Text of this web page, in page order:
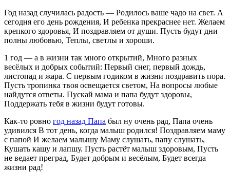
Год назад случилась радость — Родилось ваше чадо на свет. А
сегодня его день рождения, И ребенка прекраснее нет. Желаем
крепкого здоровья, И поздравляем от души. Пусть будут дни
полны любовью, Теплы, светлы и хороши.
1 год — а в жизни так много открытий, Много разных
весёлых и добрых событий: Первый снег, первый дождь,
листопад и жара. С первым годиком в жизни поздравить пора.
Пусть тропинка твоя освещается светом, На вопросы любые
найдутся ответы. Пускай мама и папа будут здоровы,
Поддержать тебя в жизни будут готовы.
Как-то ровно год назад Папа был ну очень рад, Папа очень
удивился В тот день, когда малыш родился! Поздравляем маму
с папой И желаем малышу Маму слушать, папу слушать,
Кушать кашу и лапшу. Пусть растёт малыш здоровым, Пусть
не ведает преград, Будет добрым и весёлым, Будет всегда
жизни рад!